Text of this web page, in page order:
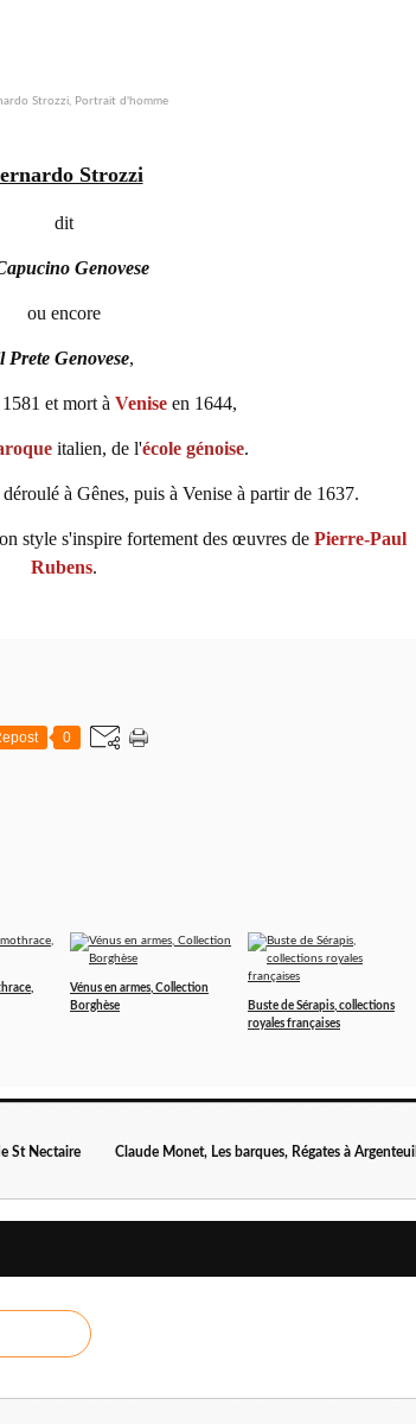
Strozzi
dit
Genovese
ou encore
Prete Genovese,
et mort à Venise en 1644,
italien, de l'école génoise.
à Gênes, puis à Venise à partir de 1637.
style s'inspire fortement des œuvres de Pierre-Paul
Rubens.
0
Vénus en armes, Collection
Borghèse
Buste de Sérapis, collections
royales françaises
St Nectaire Claude Monet, Les barques, Régates à Argenteuil